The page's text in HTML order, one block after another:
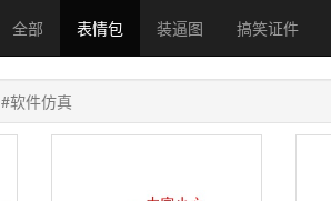
全部 表情包 装逼图 搞笑证件
#软件仿真